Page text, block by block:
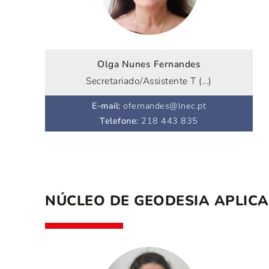
Olga Nunes Fernandes
Secretariado/Assistente T (...)
E-mail: ofernandes@lnec.pt
Telefone: 218 443 835
NÚCLEO DE GEODESIA